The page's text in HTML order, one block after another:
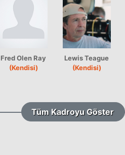
Fred Olen Ray
(Kendisi)
Lewis Teague
(Kendisi)
Tüm Kadroyu Göster